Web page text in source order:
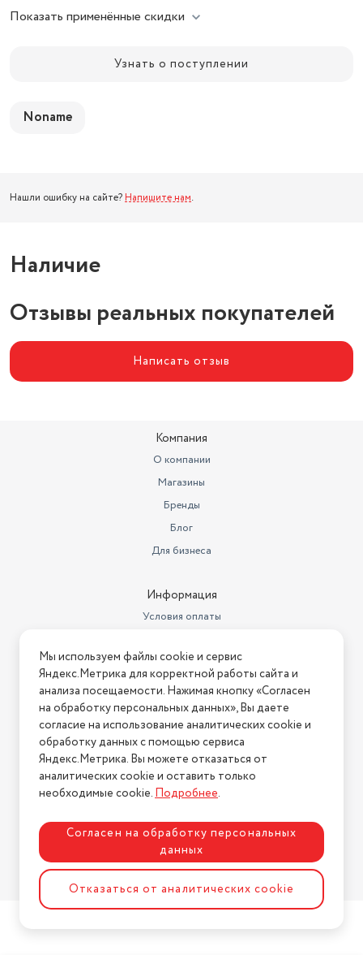
Показать применённые скидки
Узнать о поступлении
Noname
Нашли ошибку на сайте? Напишите нам.
Наличие
Отзывы реальных покупателей
Написать отзыв
Компания
О компании
Магазины
Бренды
Блог
Для бизнеса
Информация
Условия оплаты
Условия возврата
Нашли ошибку на сайте? Напишите нам
2026 © Интернет-магазин "АстМаркет". У нас есть всё!
Политика конфиденциальности
Разработка сайтаASTDESIGN
Мы используем файлы cookie и сервис
Яндекс.Метрика для корректной работы сайта и
анализа посещаемости. Нажимая кнопку «Согласен
на обработку персональных данных», Вы даете
согласие на использование аналитических cookie и
обработку данных с помощью сервиса
Яндекс.Метрика. Вы можете отказаться от
аналитических cookie и оставить только
необходимые cookie.Подробнее.
Согласен на обработку персональных
данных
Отказаться от аналитических cookie